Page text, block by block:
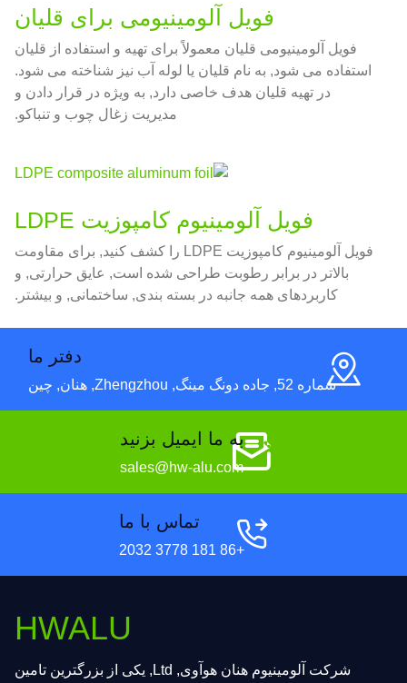
فویل آلومینیومی برای قلیان
فویل آلومینیومی قلیان معمولاً برای تهیه و استفاده از قلیان
استفاده می شود, به نام قلیان یا لوله آب نیز شناخته می شود.
در تهیه قلیان هدف خاصی دارد, به ویژه در قرار دادن و
مدیریت زغال چوب و تنباکو.
فویل آلومینیوم کامپوزیت LDPE
فویل آلومینیوم کامپوزیت LDPE را کشف کنید, برای مقاومت
بالاتر در برابر رطوبت طراحی شده است, عایق حرارتی, و
کاربردهای همه جانبه در بسته بندی, ساختمانی, و بیشتر.
دفتر ما
شماره 52, جاده دونگ مینگ, Zhengzhou, هنان, چین
به ما ایمیل بزنید
sales@hw-alu.com
تماس با ما
+86 181 3778 2032
HWALU
شرکت آلومینیوم هنان هوآوی, Ltd, یکی از بزرگترین تامین